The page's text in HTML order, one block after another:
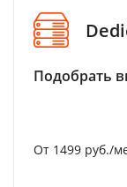
Подобрать
От 1499 руб./